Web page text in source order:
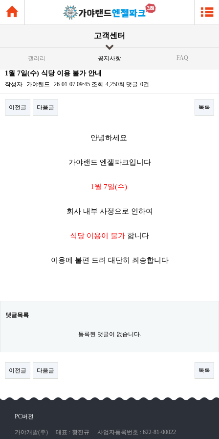
고객센터
갤러리 공지사항 FAQ
1월 7일(수) 식당 이용 불가 안내
작성자 가야랜드 26-01-07 09:45 조회 4,250회 댓글 0건
이전글 다음글 목록
안녕하세요
가야랜드 엔젤파크입니다
1월 7일(수)
회사 내부 사정으로 인하여
식당 이용이 불가 합니다
이용에 불편 드려 대단히 죄송합니다
댓글목록
등록된 댓글이 없습니다.
이전글 다음글 목록
PC버전
가야개발(주) 대표 : 황진규 사업자등록번호 : 622-81-00022